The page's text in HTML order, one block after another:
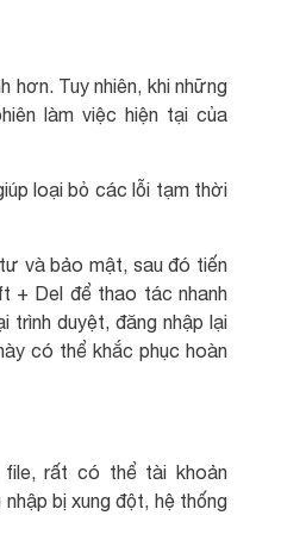
Tuy nhiên, khi những
làm việc hiện tại của
loại bỏ các lỗi tạm thời
và bảo mật, sau đó tiến
+ Del để thao tác nhanh
trình duyệt, đăng nhập lại
có thể khắc phục hoàn
rất có thể tài khoản
bị xung đột, hệ thống